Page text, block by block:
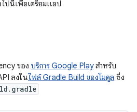
ปนี้เพื่อเตรียมแอป
ของ บริการ Google Playสำหรับ
ลงในไฟล์ Gradle Build ของโมดูล ซึ่ง